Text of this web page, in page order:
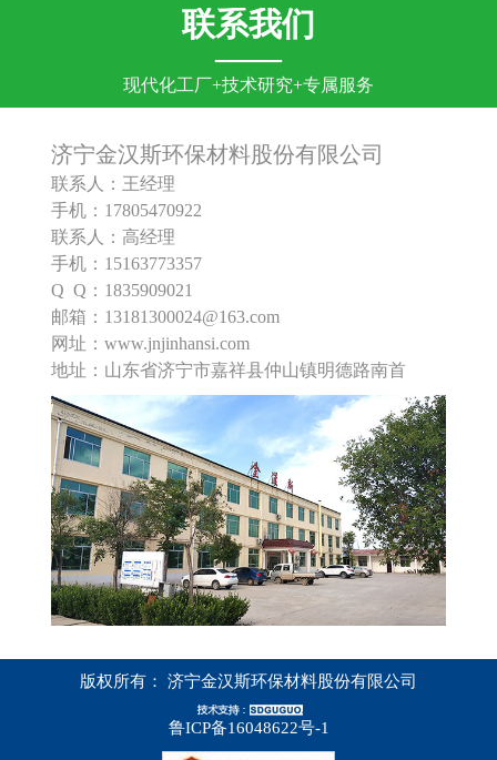
联系我们
——
现代化工厂+技术研究+专属服务
济宁金汉斯环保材料股份有限公司
联系人：王经理
手机：17805470922
联系人：高经理
手机：15163773357
Q Q：1835909021
邮箱：13181300024@163.com
网址：www.jnjinhansi.com
地址：山东省济宁市嘉祥县仲山镇明德路南首
版权所有： 济宁金汉斯环保材料股份有限公司
鲁ICP备16048622号-1